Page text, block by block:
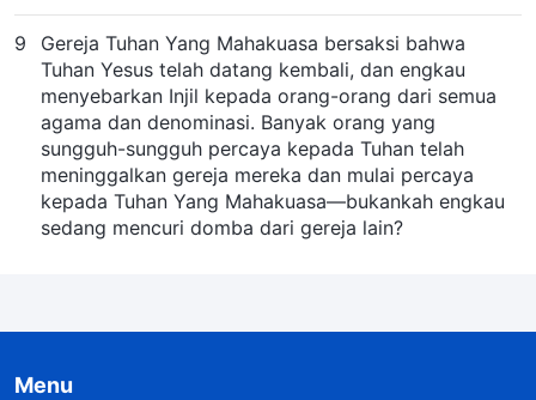
9
Gereja Tuhan Yang Mahakuasa bersaksi bahwa
Tuhan Yesus telah datang kembali, dan engkau
menyebarkan Injil kepada orang-orang dari semua
agama dan denominasi. Banyak orang yang
sungguh-sungguh percaya kepada Tuhan telah
meninggalkan gereja mereka dan mulai percaya
kepada Tuhan Yang Mahakuasa—bukankah engkau
sedang mencuri domba dari gereja lain?
Menu